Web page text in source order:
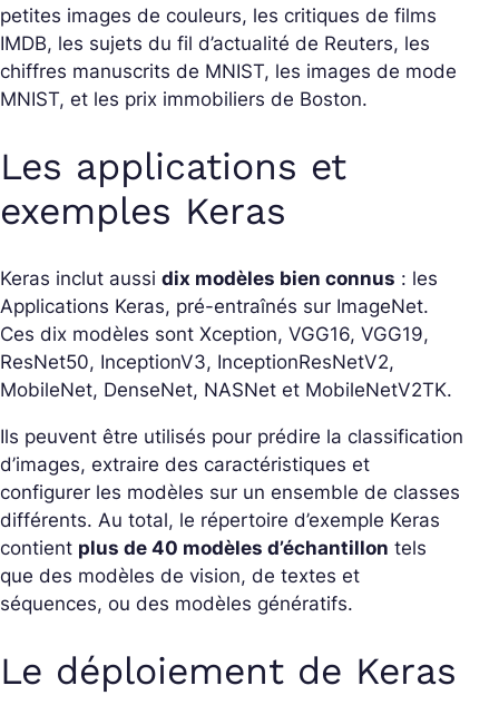
petites images de couleurs, les critiques de films
IMDB, les sujets du fil d’actualité de Reuters, les
chiffres manuscrits de MNIST, les images de mode
MNIST, et les prix immobiliers de Boston.
Les applications et
exemples Keras
Keras inclut aussi dix modèles bien connus : les
Applications Keras, pré-entraînés sur ImageNet.
Ces dix modèles sont Xception, VGG16, VGG19,
ResNet50, InceptionV3, InceptionResNetV2,
MobileNet, DenseNet, NASNet et MobileNetV2TK.
Ils peuvent être utilisés pour prédire la classification
d’images, extraire des caractéristiques et
configurer les modèles sur un ensemble de classes
différents. Au total, le répertoire d’exemple Keras
contient plus de 40 modèles d’échantillon tels
que des modèles de vision, de textes et
séquences, ou des modèles génératifs.
Le déploiement de Keras